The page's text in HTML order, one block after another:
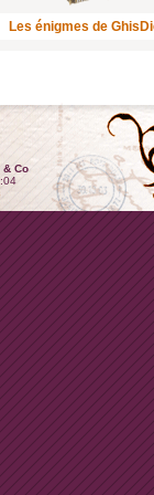
Les énigmes de
Co